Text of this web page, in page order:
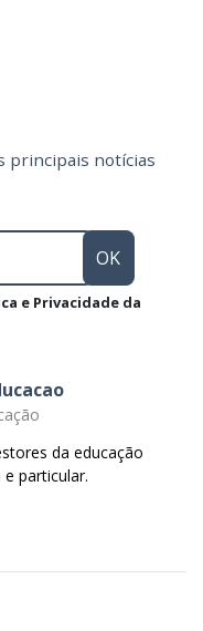
principais notícias
e Privacidade da
da educação
particular.